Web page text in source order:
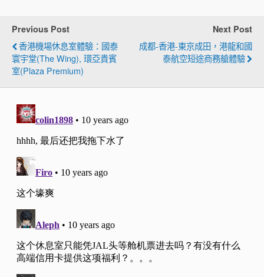
Previous Post
香港機場休息室體驗：國泰
寰宇堂(The Wing), 環亞貴賓
室(Plaza Premium)
Next Post
成都-香港-東京成田，港龍和國
泰航空短途商務艙體驗